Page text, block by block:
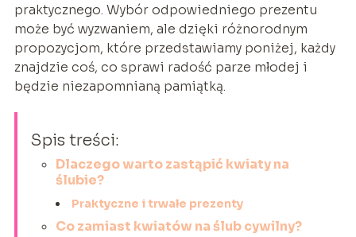
praktycznego. Wybór odpowiedniego prezentu
może być wyzwaniem, ale dzięki różnorodnym
propozycjom, które przedstawiamy poniżej, każdy
znajdzie coś, co sprawi radość parze młodej i
będzie niezapomnianą pamiątką.
Spis treści:
Dlaczego warto zastąpić kwiaty na
ślubie?
Praktyczne i trwałe prezenty
Co zamiast kwiatów na ślub cywilny?